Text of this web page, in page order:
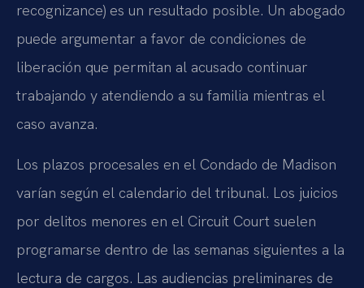
recognizance) es un resultado posible. Un abogado
puede argumentar a favor de condiciones de
liberación que permitan al acusado continuar
trabajando y atendiendo a su familia mientras el
caso avanza.
Los plazos procesales en el Condado de Madison
varían según el calendario del tribunal. Los juicios
por delitos menores en el Circuit Court suelen
programarse dentro de las semanas siguientes a la
lectura de cargos. Las audiencias preliminares de